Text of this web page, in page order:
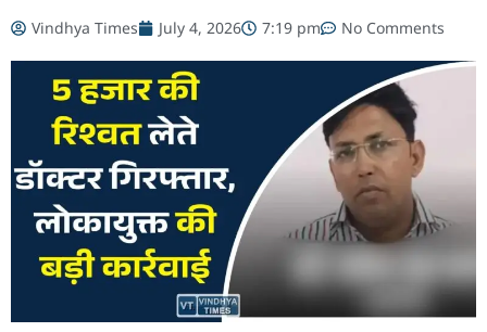
Vindhya Times July 4, 2026 7:19 pm No Comments